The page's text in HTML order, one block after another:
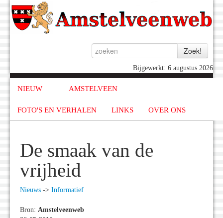
Bijgewerkt: 6 augustus 2026
NIEUW AMSTELVEEN
FOTO'S EN VERHALEN LINKS OVER ONS
De smaak van de
vrijheid
Nieuws -> Informatief
Bron: Amstelveenweb